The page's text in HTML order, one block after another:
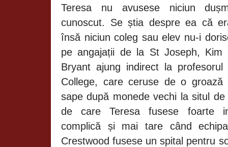
Teresa nu avusese niciun
cunoscut. Se știa despre ea că
însă niciun coleg sau elev nu-i
pe angajații de la St Joseph, Kim
Bryant ajung indirect la profesorul
College, care ceruse de o
sape după monede vechi la situl
de care Teresa fusese foarte
complică și mai tare când
Crestwood fusese un spital pentru